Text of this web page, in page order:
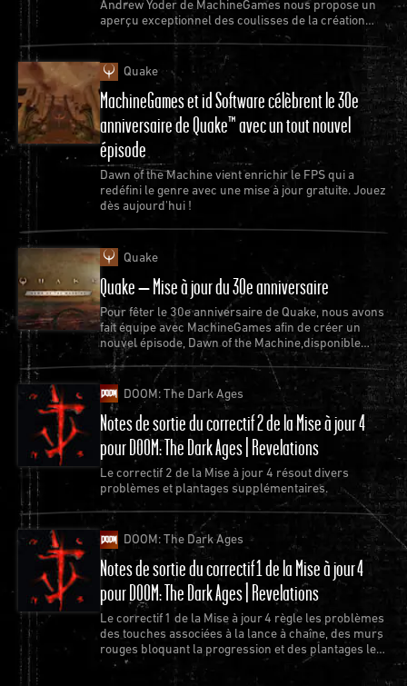
Andrew Yoder de MachineGames nous propose un
aperçu exceptionnel des coulisses de la création
d'un nouvel épisode de Quake.
Quake
MachineGames et id Software célèbrent le 30e
anniversaire de Quake™ avec un tout nouvel
épisode
Dawn of the Machine vient enrichir le FPS qui a
redéfini le genre avec une mise à jour gratuite. Jouez
dès aujourd'hui !
Quake
Quake – Mise à jour du 30e anniversaire
Pour fêter le 30e anniversaire de Quake, nous avons
fait équipe avec MachineGames afin de créer un
nouvel épisode, Dawn of the Machine,disponible
gratuitement pour Quake.
DOOM: The Dark Ages
Notes de sortie du correctif 2 de la Mise à jour 4
pour DOOM: The Dark Ages | Revelations
Le correctif 2 de la Mise à jour 4 résout divers
problèmes et plantages supplémentaires.
DOOM: The Dark Ages
Notes de sortie du correctif 1 de la Mise à jour 4
pour DOOM: The Dark Ages | Revelations
Le correctif 1 de la Mise à jour 4 règle les problèmes
des touches associées à la lance à chaîne, des murs
rouges bloquant la progression et des plantages les
plus récurrents.